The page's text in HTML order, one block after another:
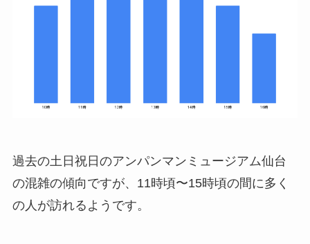
過去の土日祝日のアンパンマンミュージアム仙台
の混雑の傾向ですが、11時頃〜15時頃の間に多く
の人が訪れるようです。